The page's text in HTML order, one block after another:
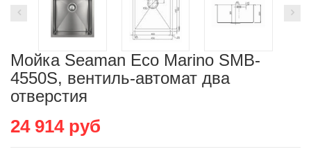
Мойка Seaman Eco Marino SMB-
4550S, вентиль-автомат два
отверстия
24 914руб